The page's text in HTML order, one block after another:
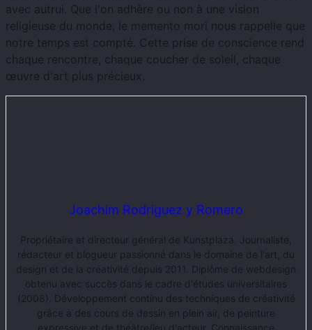
avec autrui. Que l'on adhère ou non à une vision
religieuse du monde, le memento mori nous rappelle que
notre temps est compté. Cette prise de conscience rend
chaque rencontre, chaque coucher de soleil, chaque
œuvre d'art plus précieux.
Joachim Rodriguez y Romero
Propriétaire et directeur général de Kunstplaza. Journaliste,
rédacteur et blogueur passionné dans le domaine de l'art, du
design et de la créativité depuis 2011. Diplôme de webdesign
obtenu avec succès dans le cadre d'études universitaires
(2008). Développement continu des techniques de créativité
grâce à des cours de dessin en plein air, de peinture
expressive et de théâtre/jeu d'acteur. Connaissance